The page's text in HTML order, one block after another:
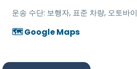
운송 수단: 보행자, 표준 차량, 오토바이
🗺️ Google Maps